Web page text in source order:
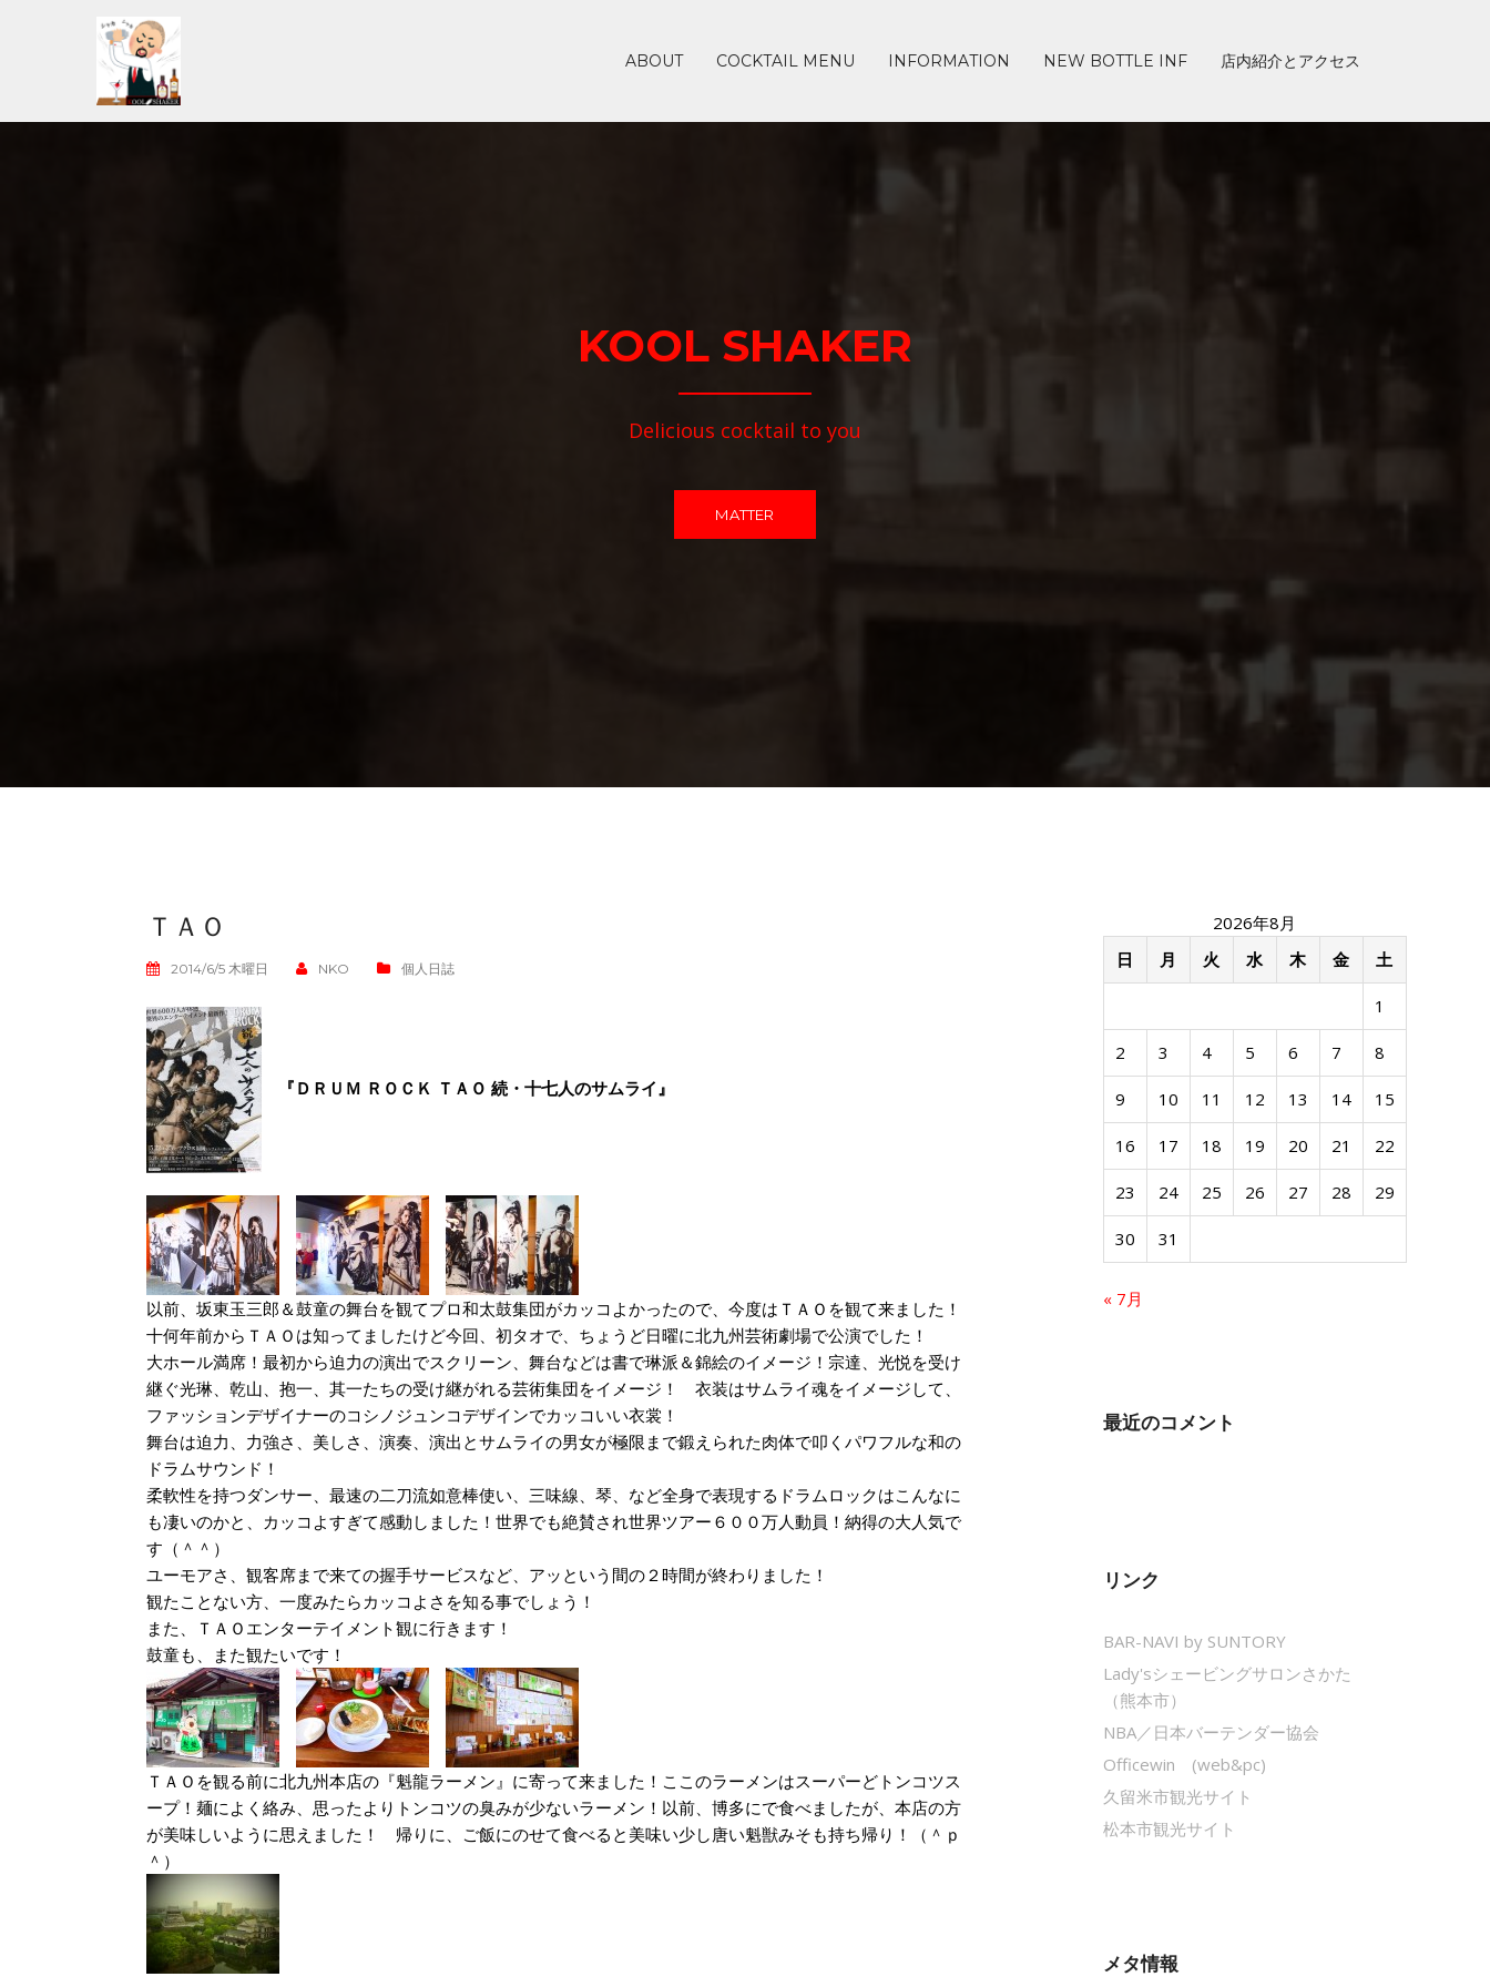
ツ
ABOUT COCKTAIL MENU INFORMATION NEW BOTTLE INF 店内紹介とアクセス
KOOL SHAKER
Delicious cocktail to you
MATTER
ＴＡＯ
2014/6/5 木曜日 NKO 個人日誌
『ＤＲＵＭ ＲＯＣＫ ＴＡＯ 続・十七人のサムライ』
以前、坂東玉三郎＆鼓童の舞台を観てプロ和太鼓集団がカッコよかったので、今度はＴＡＯを観て来ました！
十何年前からＴＡＯは知ってましたけど今回、初タオで、ちょうど日曜に北九州芸術劇場で公演でした！
大ホール満席！最初から迫力の演出でスクリーン、舞台などは書で琳派＆錦絵のイメージ！宗達、光悦を受け
継ぐ光琳、乾山、抱一、其一たちの受け継がれる芸術集団をイメージ！ 衣装はサムライ魂をイメージして、
ファッションデザイナーのコシノジュンコデザインでカッコいい衣裳！
舞台は迫力、力強さ、美しさ、演奏、演出とサムライの男女が極限まで鍛えられた肉体で叩くパワフルな和の
ドラムサウンド！
柔軟性を持つダンサー、最速の二刀流如意棒使い、三味線、琴、など全身で表現するドラムロックはこんなに
も凄いのかと、カッコよすぎて感動しました！世界でも絶賛され世界ツアー６００万人動員！納得の大人気で
す（＾＾）
ユーモアさ、観客席まで来ての握手サービスなど、アッという間の２時間が終わりました！
観たことない方、一度みたらカッコよさを知る事でしょう！
また、ＴＡＯエンターテイメント観に行きます！
鼓童も、また観たいです！
ＴＡＯを観る前に北九州本店の『魁龍ラーメン』に寄って来ました！ここのラーメンはスーパーどトンコツス
ープ！麺によく絡み、思ったよりトンコツの臭みが少ないラーメン！以前、博多にで食べましたが、本店の方
が美味しいように思えました！ 帰りに、ご飯にのせて食べると美味い少し唐い魁獣みそも持ち帰り！（＾ｐ
＾）
2026年8月
日
月 火 水 木 金 土
1
2 3 4 5 6 7 8
9 10 11 12 13 14 15
16 17 18 19 20 21 22
23 24 25 26 27 28 29
30 31
« 7月
最近のコメント
リンク
BAR-NAVI by SUNTORY
Lady'sシェービングサロンさかた
（熊本市）
NBA／日本バーテンダー協会
Officewin (web&pc)
久留米市観光サイト
松本市観光サイト
メタ情報